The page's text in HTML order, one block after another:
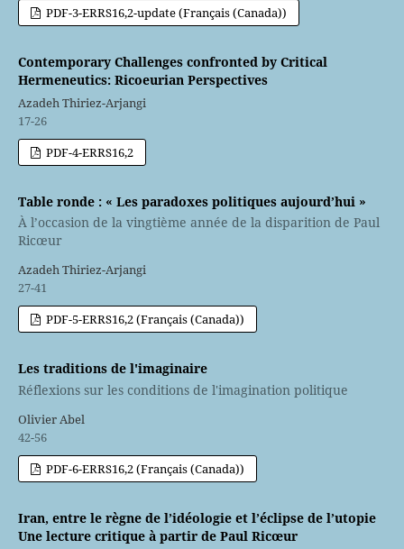
PDF-3-ERRS16,2-update (Français (Canada))
Contemporary Challenges confronted by Critical
Hermeneutics: Ricoeurian Perspectives
Azadeh Thiriez-Arjangi
17-26
PDF-4-ERRS16,2
Table ronde : « Les paradoxes politiques aujourd’hui »
À l’occasion de la vingtième année de la disparition de Paul
Ricœur
Azadeh Thiriez-Arjangi
27-41
PDF-5-ERRS16,2 (Français (Canada))
Les traditions de l'imaginaire
Réflexions sur les conditions de l'imagination politique
Olivier Abel
42-56
PDF-6-ERRS16,2 (Français (Canada))
Iran, entre le règne de l’idéologie et l’éclipse de l’utopie
Une lecture critique à partir de Paul Ricœur